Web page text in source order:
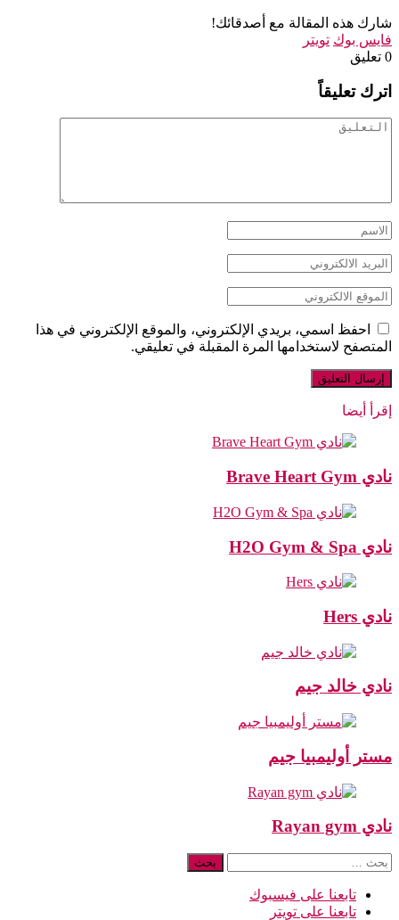
شارك هذه المقالة مع أصدقائك!
فايس بوك تويتر
‫0 تعليق
اترك تعليقاً
احفظ اسمي، بريدي الإلكتروني، والموقع الإلكتروني في هذا
المتصفح لاستخدامها المرة المقبلة في تعليقي.
إقرأ أيضا
نادي Brave Heart Gym
نادي H2O Gym & Spa
نادي Hers
نادي خالد جيم
مستر أوليمبيا جيم
نادي Rayan gym
البحث
تابعنا على فيسبوك
تابعنا على تويتر